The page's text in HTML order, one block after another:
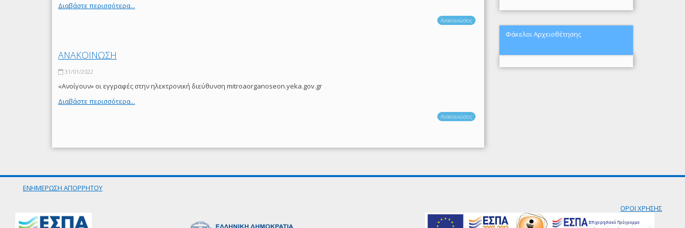
Διαβάστε περισσότερα...
Ανακοινώσεις
ΑΝΑΚΟΙΝΩΣΗ
31/01/2022
«Ανοίγουν» οι εγγραφές στην ηλεκτρονική διεύθυνση mitroaorganoseon.yeka.gov.gr
Διαβάστε περισσότερα...
Ανακοινώσεις
Φάκελοι Αρχειοθέτησης
ΕΝΗΜΕΡΩΣΗ ΑΠΟΡΡΗΤΟΥ
ΟΡΟΙ ΧΡΗΣΗΣ